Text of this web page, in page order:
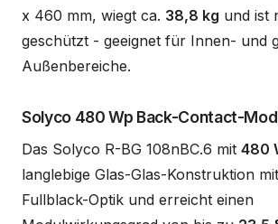
x 460 mm, wiegt ca. 38,8 kg und ist
geschützt - geeignet für Innen- und
Außenbereiche.
Solyco 480 Wp Back-Contact-
Das Solyco R-BG 108nBC.6 mit 480
langlebige Glas-Glas-Konstruktion
Fullblack-Optik und erreicht einen